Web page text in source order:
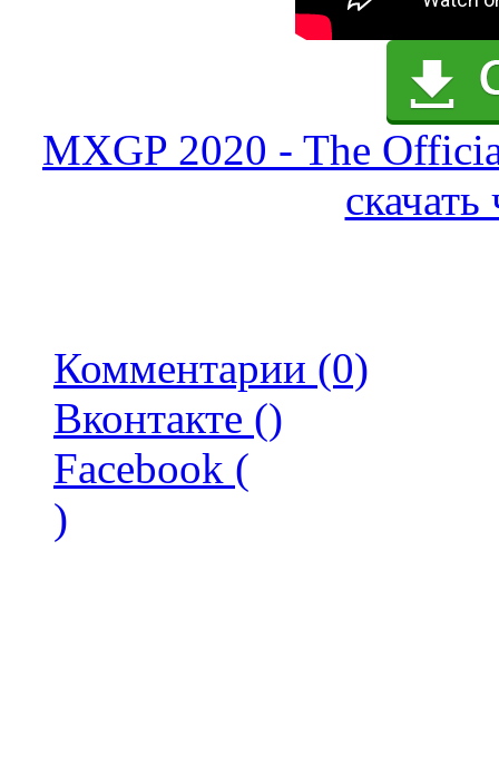
MXGP 2020 - The
скачать
Комментарии (0)
Вконтакте ()
Facebook (
)